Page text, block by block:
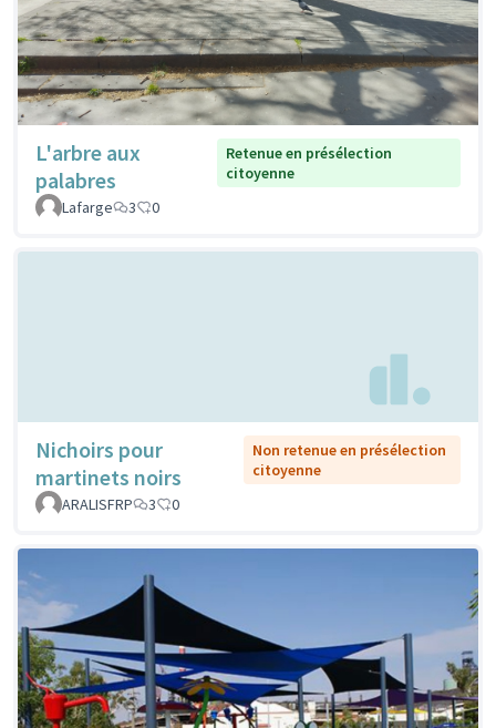
L'arbre aux
palabres
Retenue en présélection
citoyenne
Lafarge
3 0
Nichoirs pour
martinets noirs
Non retenue en présélection
citoyenne
ARALISFRP
3 0